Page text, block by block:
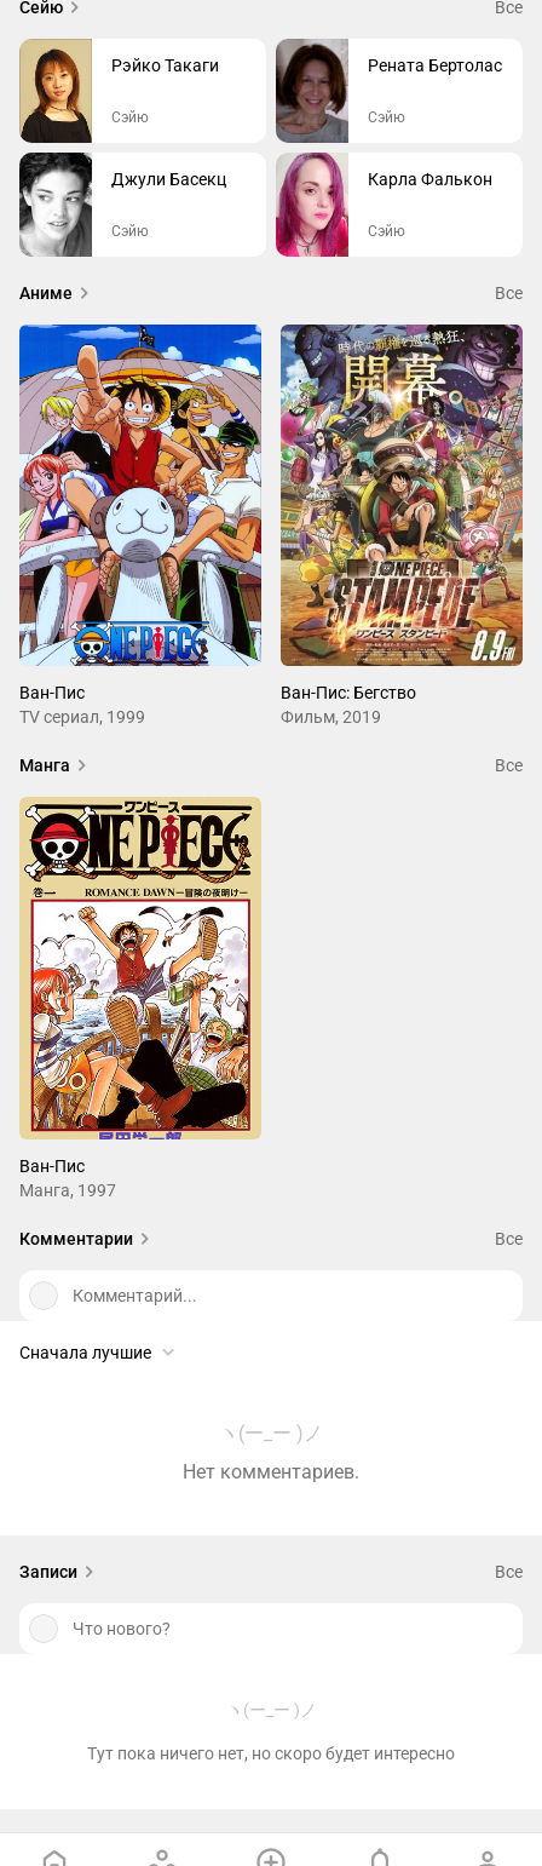
Дозора, превращая людей то в детей, то в стариков.
то «из доброты» — чаще потому, что это выгодно и помогает
Сейю Все
Рэйко Такаги
Сэйю
Рената Бертолас
Сэйю
Джули Басекц
Сэйю
Карла Фалькон
Сэйю
Аниме Все
Ван-Пис
ТV сериал, 1999
Ван-Пис: Бегство
Фильм, 2019
Манга Все
Ван-Пис
Манга, 1997
Комментарии Все
Комментарий...
Сначала лучшие
ヽ(ー_ー )ノ
Нет комментариев.
Записи Все
Что нового?
ヽ(ー_ー )ノ
Тут пока ничего нет, но скоро будет интересно